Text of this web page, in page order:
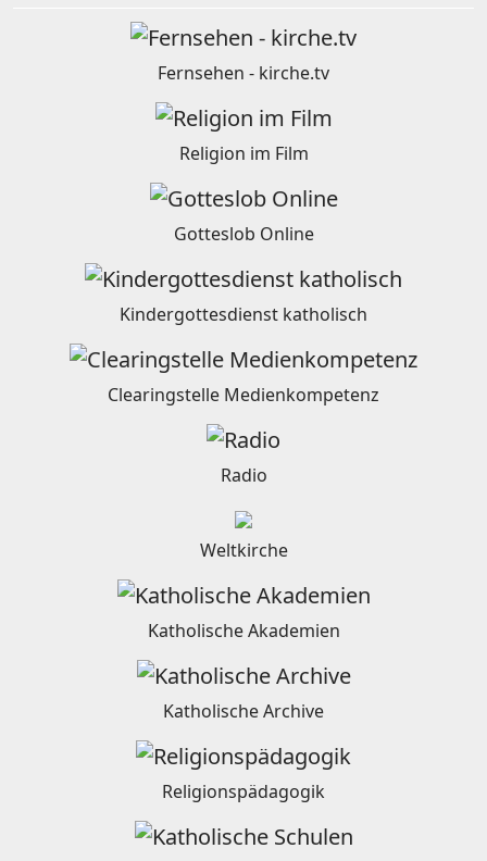
Fernsehen - kirche.tv
Religion im Film
Gotteslob Online
Kindergottesdienst katholisch
Clearingstelle Medienkompetenz
Radio
Weltkirche
Katholische Akademien
Katholische Archive
Religionspädagogik